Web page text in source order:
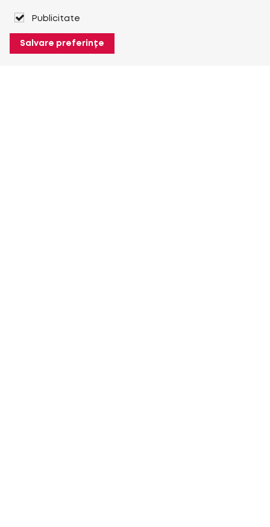
Publicitate
Salvare preferințe